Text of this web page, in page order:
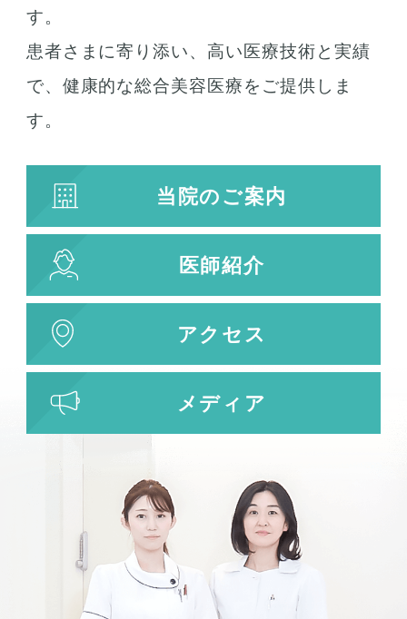
す。
患者さまに寄り添い、高い医療技術と実績
で、健康的な総合美容医療をご提供しま
す。
当院のご案内
医師紹介
アクセス
メディア